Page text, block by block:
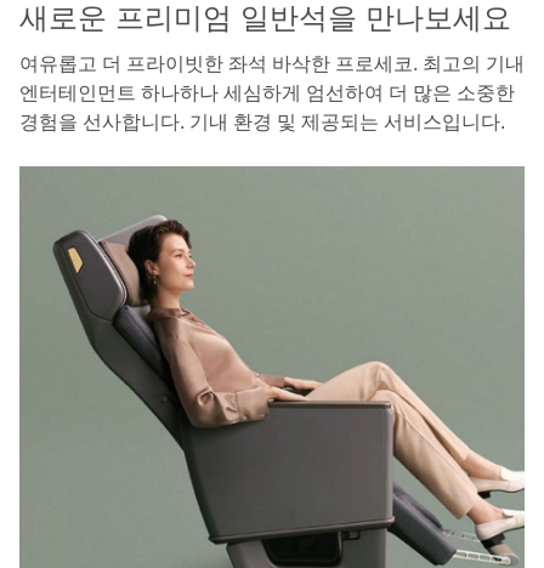
새로운 프리미엄 일반석을 만나보세요
여유롭고 더 프라이빗한 좌석 바삭한 프로세코. 최고의 기내
엔터테인먼트 하나하나 세심하게 엄선하여 더 많은 소중한
경험을 선사합니다. 기내 환경 및 제공되는 서비스입니다.